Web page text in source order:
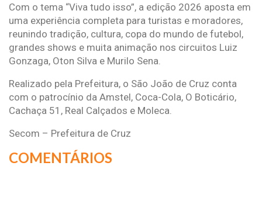
Com o tema “Viva tudo isso”, a edição 2026 aposta em
uma experiência completa para turistas e moradores,
reunindo tradição, cultura, copa do mundo de futebol,
grandes shows e muita animação nos circuitos Luiz
Gonzaga, Oton Silva e Murilo Sena.
Realizado pela Prefeitura, o São João de Cruz conta
com o patrocínio da Amstel, Coca-Cola, O Boticário,
Cachaça 51, Real Calçados e Moleca.
Secom – Prefeitura de Cruz
COMENTÁRIOS